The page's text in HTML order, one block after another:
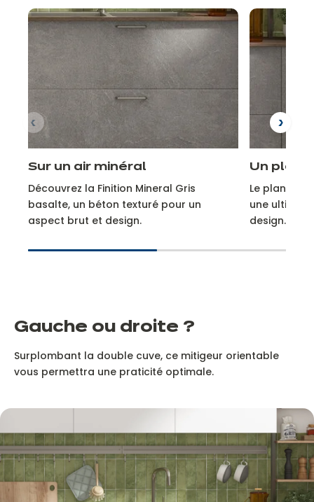
Sur un air minéral
Découvrez la Finition Mineral Gris
basalte, un béton texturé pour un
aspect brut et design.
Un plan
Le plan
une ultime
design.
Gauche ou droite ?
Surplombant la double cuve, ce mitigeur orientable
vous permettra une praticité optimale.